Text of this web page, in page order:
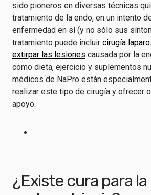
sido pioneros en diversas técnicas
tratamiento de la endo, en un intento
enfermedad en sí (y no sólo sus
tratamiento puede incluir cirugía
extirpar las lesiones causada por la
como dieta, ejercicio y suplementos
médicos de NaPro están
realizar este tipo de cirugía y ofrecer
apoyo.
¿Existe cura para la